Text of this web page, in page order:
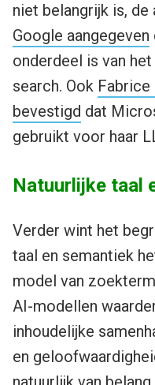
niet belangrijk is, de
Google aangegeven
onderdeel is van
search. Ook
bevestigd dat
gebruikt voor haar
Natuurlijke taal
Verder wint het
taal en semantiek
model van
AI-modellen
inhoudelijke
en